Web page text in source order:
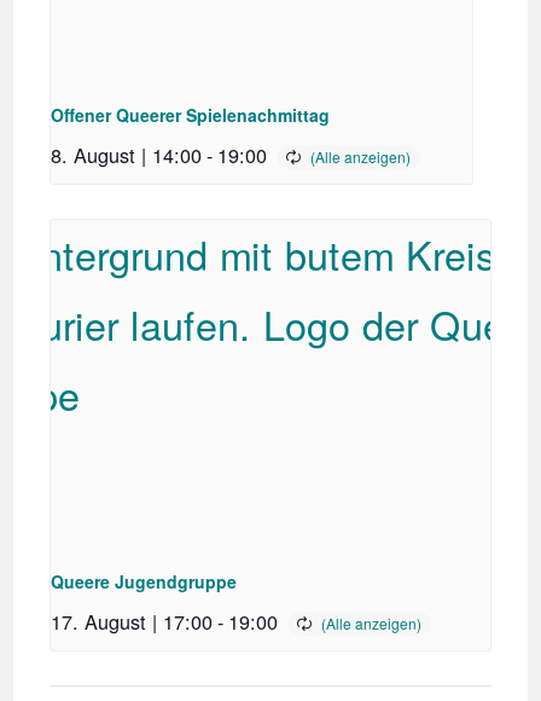
Offener Queerer Spielenachmittag
8. August | 14:00- 19:00
Queere Jugendgruppe
17. August | 17:00- 19:00